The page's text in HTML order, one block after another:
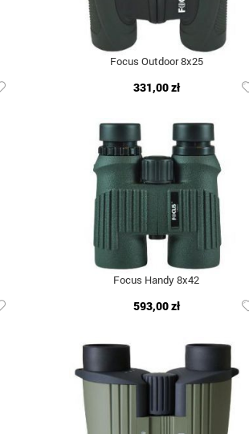
Focus Outdoor 8x25
331,00 zł
Focus Handy 8x42
593,00 zł